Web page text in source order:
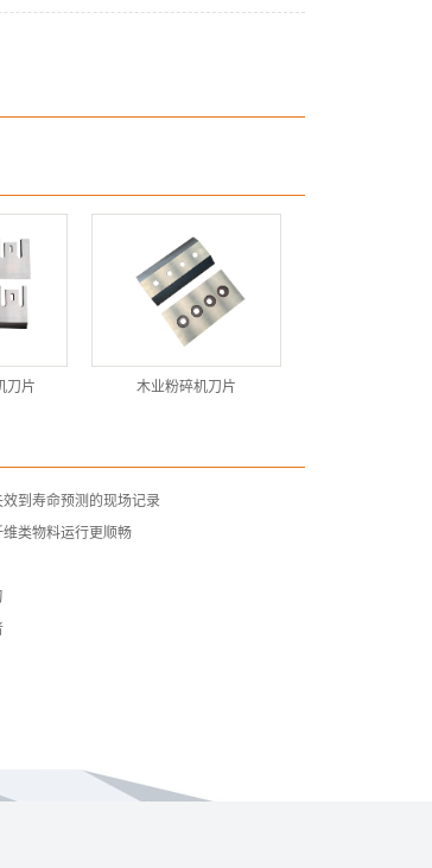
刀片 木业粉碎机刀片
到寿命预测的现场记录
类物料运行更顺畅